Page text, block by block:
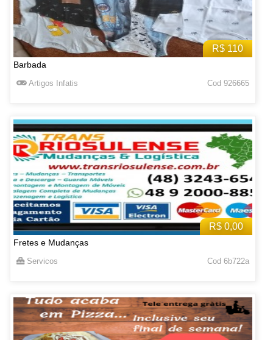
R$ 110
Barbada
Artigos Infatis Cod 926665
R$ 0,00
Fretes e Mudanças
Servicos Cod 6b722a